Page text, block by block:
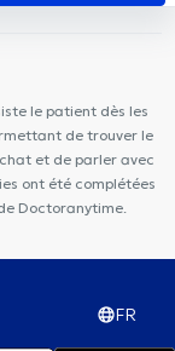
le patient dès les
de trouver le
et de parler avec
ont été complétées
Doctoranytime.
FR